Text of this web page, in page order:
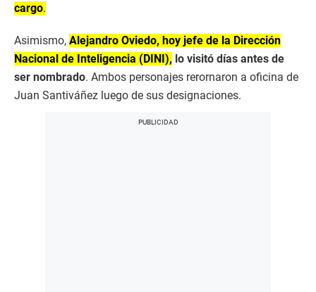
cargo.
Asimismo, Alejandro Oviedo, hoy jefe de la Dirección
Nacional de Inteligencia (DINI), lo visitó días antes de
ser nombrado. Ambos personajes rerornaron a oficina de
Juan Santiváñez luego de sus designaciones.